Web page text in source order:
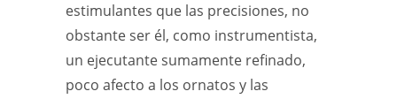
estimulantes que las precisiones, no
obstante ser él, como instrumentista,
un ejecutante sumamente refinado,
poco afecto a los ornatos y las